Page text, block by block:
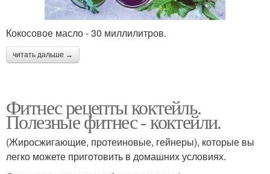
Спортивные коктейли Ночной коктейль
Кокосовое масло - 30 миллилитров.
читать дальше →
Фитнес рецепты коктейль.
Полезные фитнес - коктейли.
(Жиросжигающие, протеиновые, гейнеры), которые вы
легко можете приготовить в домашних условиях.